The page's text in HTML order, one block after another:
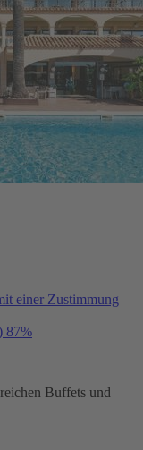
einer Zustimmung
87%
Buffets und